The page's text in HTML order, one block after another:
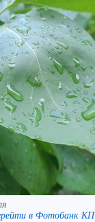
в Фотобанк КП